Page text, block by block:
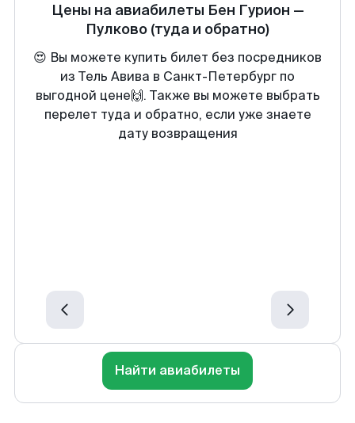
Цены на авиабилеты Бен Гурион —
Пулково (туда и обратно)
😍 Вы можете купить билет без посредников
из Тель Авива в Санкт-Петербург по
выгодной цене🙌. Также вы можете выбрать
перелет туда и обратно, если уже знаете
дату возвращения
Найти авиабилеты